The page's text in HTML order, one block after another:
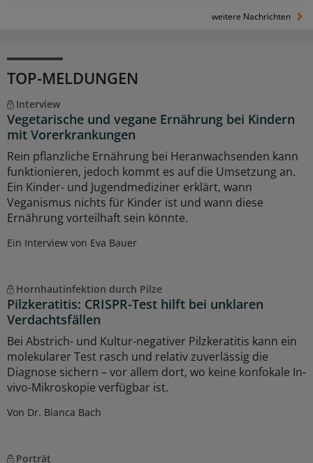
weitere Nachrichten
TOP-MELDUNGEN
Interview
Vegetarische und vegane Ernährung bei Kindern
mit Vorerkrankungen
Rein pflanzliche Ernährung bei Heranwachsenden kann
funktionieren, jedoch kommt es auf die Umsetzung an.
Ein Kinder- und Jugendmediziner erklärt, wann
Veganismus nichts für Kinder ist und wann diese
Ernährung vorteilhaft sein könnte.
Ein Interview von Eva Bauer
Hornhautinfektion durch Pilze
Pilzkeratitis: CRISPR-Test hilft bei unklaren
Verdachtsfällen
Bei Abstrich- und Kultur-negativer Pilzkeratitis kann ein
molekularer Test rasch und relativ zuverlässig die
Diagnose sichern – vor allem dort, wo keine konfokale In-
vivo-Mikroskopie verfügbar ist.
Von Dr. Bianca Bach
Porträt